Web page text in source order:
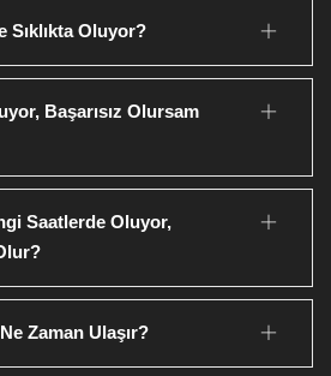
Sıklıkta Oluyor?
Başarısız Olursam
Saatlerde Oluyor,
Zaman Ulaşır?